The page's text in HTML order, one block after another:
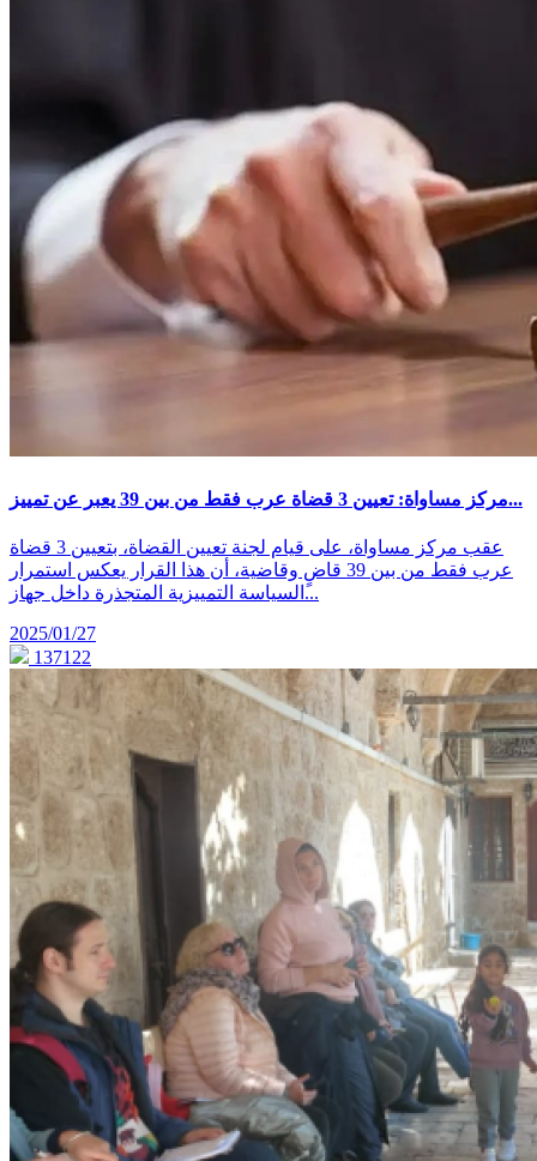
مركز مساواة: تعيين 3 قضاة عرب فقط من بين 39 يعبر عن تمييز...
عقب مركز مساواة، على قيام لجنة تعيين القضاة، بتعيين 3 قضاة
عرب فقط من بين 39 قاضٍ وقاضية، أن هذا القرار يعكس استمرار
السياسة التمييزية المتجذرة داخل جهاز...
2025/01/27
137122